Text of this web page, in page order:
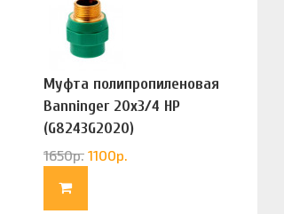
Муфта полипропиленовая
Banninger 20х3/4 НР
(G8243G2020)
1650р. 1100р.